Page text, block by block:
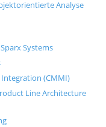
Analyse
Systems
(CMMI)
Line Architecture